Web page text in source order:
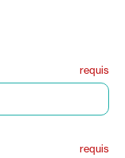
requis
requis